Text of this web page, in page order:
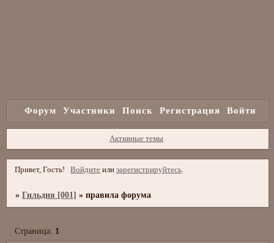
Форум Участники Поиск Регистрация Войти
Активные темы
Привет, Гость! Войдите илизарегистрируйтесь
»Гильдия [001] »правила форума
Страница: 1